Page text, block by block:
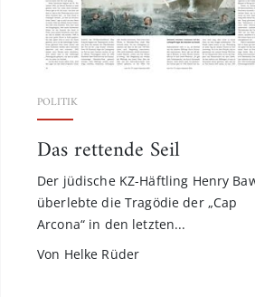
POLITIK
Das rettende Seil
Der jüdische KZ-Häftling Henry
überlebte die Tragödie der „Cap
Arcona“ in den letzten...
Von Helke Rüder